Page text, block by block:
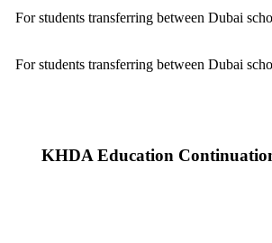
For students transferring between Dubai
For students transferring between Dubai
KHDA Education